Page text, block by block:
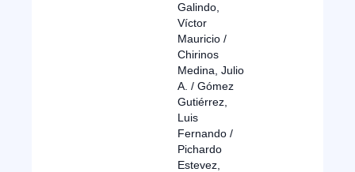
Galindo,
Víctor
Mauricio /
Chirinos
Medina, Julio
A. / Gómez
Gutiérrez,
Luis
Fernando /
Pichardo
Estevez,